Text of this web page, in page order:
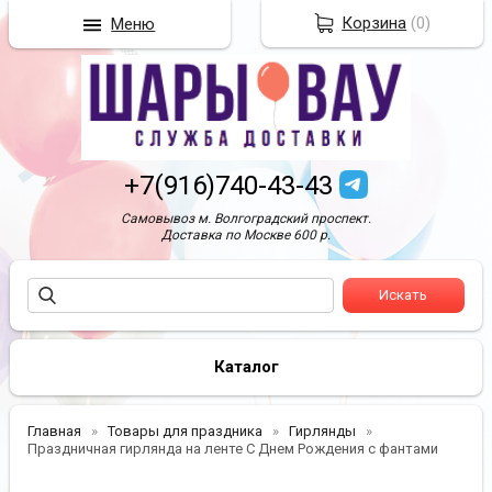
+7(916)740-43-43
Самовывоз м. Волгоградский проспект.
Доставка по Москве 600 р.
Каталог
Главная Товары для праздника
Гирлянды
Праздничная гирлянда на ленте С Днем Рождения с фантами
Корзина (0)
Меню